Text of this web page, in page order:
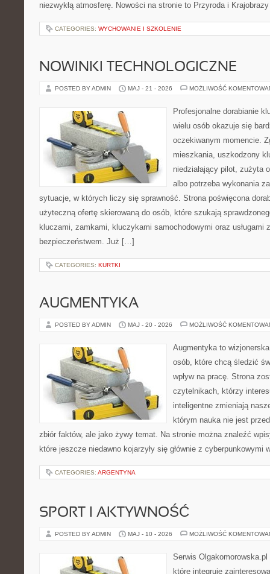
niezwykłą atmosferę. Nowości na stronie to Przyroda i
CATEGORIES: WYCHOWANIE I SZKOLENIE
NOWINKI TECHNOLOGICZNE
POSTED BY ADMIN MAJ - 21 - 2026 MOŻLIWOŚĆ
Profesjonalne dorabianie
wielu osób okazuje się
oczekiwanym momencie.
mieszkania, uszkodzony
niedziałający pilot, zużyta
albo potrzeba wykonania
sytuacje, w których liczy się sprawność. Strona poświęcona
użyteczną ofertę skierowaną do osób, które szukają
kluczami, zamkami, kluczykami samochodowymi oraz usługami
bezpieczeństwem. Już […]
CATEGORIES: KURTKI
AUGMENTYKA
POSTED BY ADMIN MAJ - 20 - 2026 MOŻLIWOŚĆ
Augmentyka to
osób, które chcą śledzić
wpływ na pracę. Strona
czytelnikach, którzy
inteligentne zmieniają
którym nauka nie jest
zbiór faktów, ale jako żywy temat. Na stronie można znaleźć
które jeszcze niedawno kojarzyły się głównie z
CATEGORIES: ARGENTYNA
SPORT I AKTYWNOŚĆ
POSTED BY ADMIN MAJ - 10 - 2026 MOŻLIWOŚĆ
Serwis
które integruje